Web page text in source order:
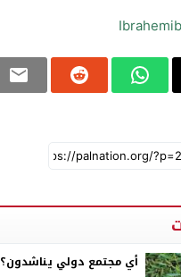
أي مجتمع دولي يناشدون؟